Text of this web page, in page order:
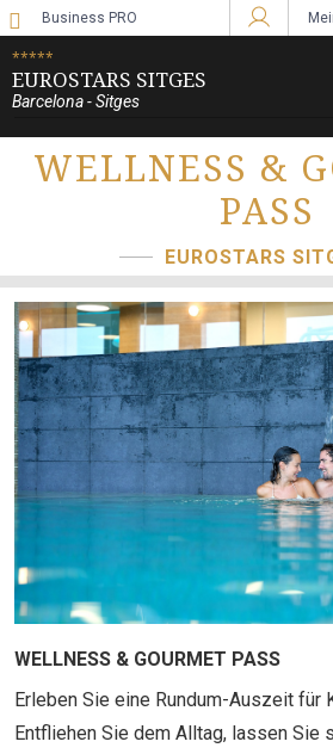
Business PRO
Bei Star
*****
EUROSTARS SITGES
Barcelona - Sitges
WELLNESS &
PASS
EUROSTARS
WELLNESS & GOURMET PASS
Erleben Sie eine Rundum-Auszeit für
Entfliehen Sie dem Alltag, lassen Sie